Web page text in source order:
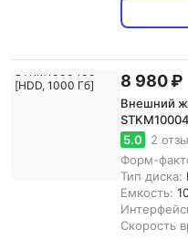
8 980 ₽
Внешний
5.0
2
Форм-
Тип диска:
Емкость:
Скорость